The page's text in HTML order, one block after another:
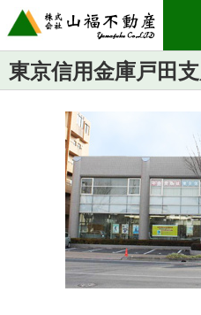
東京信用金庫戸田